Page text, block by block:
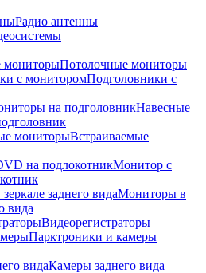
Радио антенны
Потолочные мониторы
Подголовники с
Навесные
Встраиваемые
Монитор с
Мониторы в
вида
Видеорегистраторы
Парктроники и камеры
Камеры заднего вида